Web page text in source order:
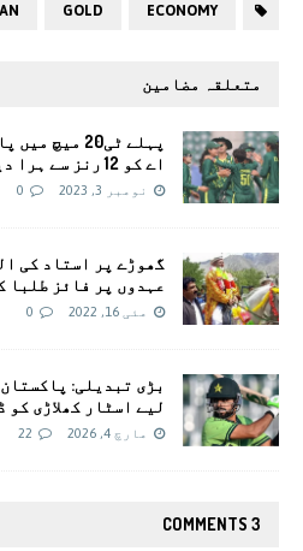
ECONOMY
GOLD
متعلقہ مضامین
پہلے ٹی20
اے کو 12 رنز سے ہرا دیا
نومبر 3, 2023 0
گھوڑے پر استاد کی
عہدوں پر فائز طلبا
مئی 16, 2022 0
بڑی تبدیلی:
لیے اسٹار کھلاڑی کو
مارچ 4, 2026 22
3 COMMENTS